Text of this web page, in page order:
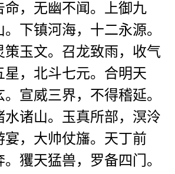
命，无幽不闻。上御九
下镇河海，十二永源。
策玉文。召龙致雨，收气
星，北斗七元。合明天
宣威三界，不得稽延。
水诸山。玉真所部，溟泠
宴，大帅仗旛。天丁前
玃天猛兽，罗备四门。